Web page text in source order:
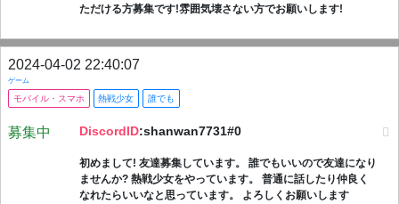
ただける方募集です!雰囲気壊さない方でお願いします!
2024-04-02 22:40:07
ゲーム
モバイル・スマホ 熱戦少女 誰でも
募集中 DiscordID:shanwan7731#0
初めまして! 友達募集しています。 誰でもいいので友達になり
ませんか? 熱戦少女をやっています。 普通に話したり仲良く
なれたらいいなと思っています。 よろしくお願いします